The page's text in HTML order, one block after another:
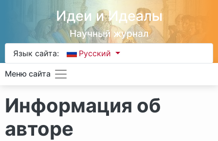
Идеи и Идеалы
Научный журнал
Язык сайта: Русский
Меню сайта
Информация об
авторе